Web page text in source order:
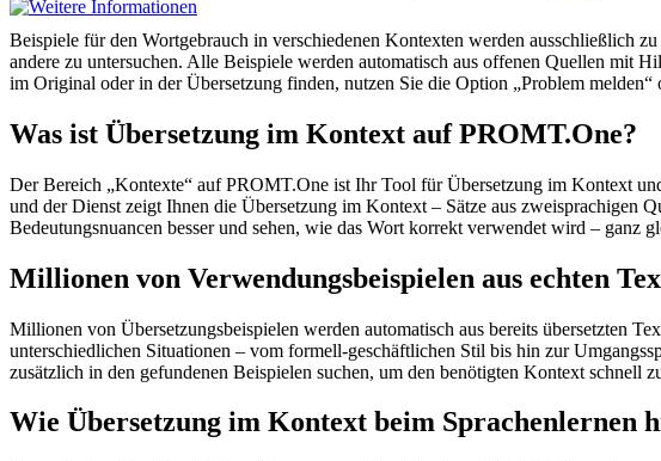
Beispiele für den Wortgebrauch in verschiedenen Kontexten werden ausschließlich
andere zu untersuchen. Alle Beispiele werden automatisch aus offenen Quellen mit
im Original oder in der Übersetzung finden, nutzen Sie die Option „Problem melden“
Was ist Übersetzung im Kontext auf PROMT.One?
Der Bereich „Kontexte“ auf PROMT.One ist Ihr Tool für Übersetzung im Kontext
und der Dienst zeigt Ihnen die Übersetzung im Kontext – Sätze aus zweisprachigen
Bedeutungsnuancen besser und sehen, wie das Wort korrekt verwendet wird – ganz
Millionen von Verwendungsbeispielen aus echten
Millionen von Übersetzungsbeispielen werden automatisch aus bereits übersetzten
unterschiedlichen Situationen – vom formell-geschäftlichen Stil bis hin zur
zusätzlich in den gefundenen Beispielen suchen, um den benötigten Kontext schnell
Wie Übersetzung im Kontext beim Sprachenlernen